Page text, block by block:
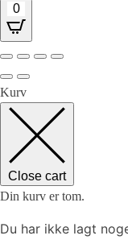
0
Kurv
Close cart
Din kurv er tom.
Du har ikke lagt